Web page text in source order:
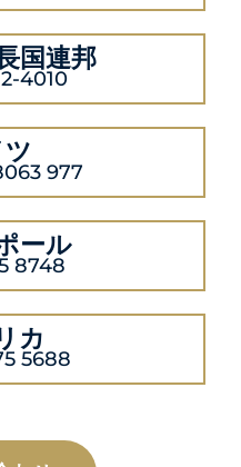
国連邦
4010
ツ
977
ール
8748
カ
5688